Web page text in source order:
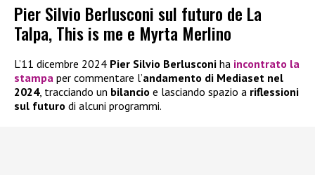
Pier Silvio Berlusconi sul futuro de La
Talpa, This is me e Myrta Merlino
L’11 dicembre 2024 Pier Silvio Berlusconi ha incontrato la
stampa per commentare l’andamento di Mediaset nel
2024, tracciando un bilancio e lasciando spazio a riflessioni
sul futuro di alcuni programmi.